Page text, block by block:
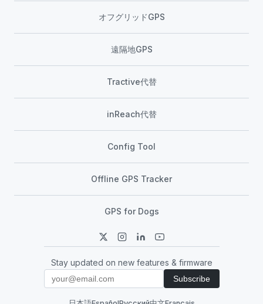
オフグリッドGPS
遠隔地GPS
Tractive代替
inReach代替
Config Tool
Offline GPS Tracker
GPS for Dogs
Stay updated on new features & firmware
Subscribe